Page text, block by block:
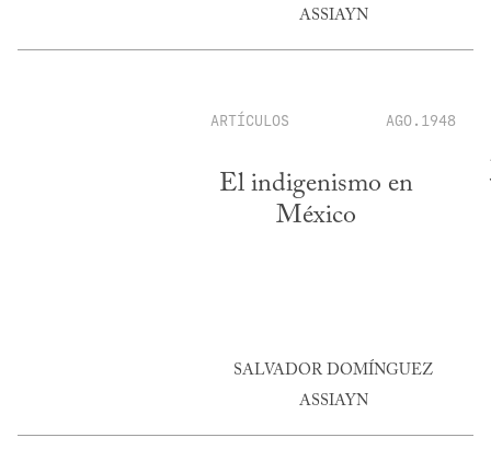
ASSIAYN
ARTÍCULOS AGO.1948
El indigenismo en
México
SALVADOR DOMÍNGUEZ
ASSIAYN